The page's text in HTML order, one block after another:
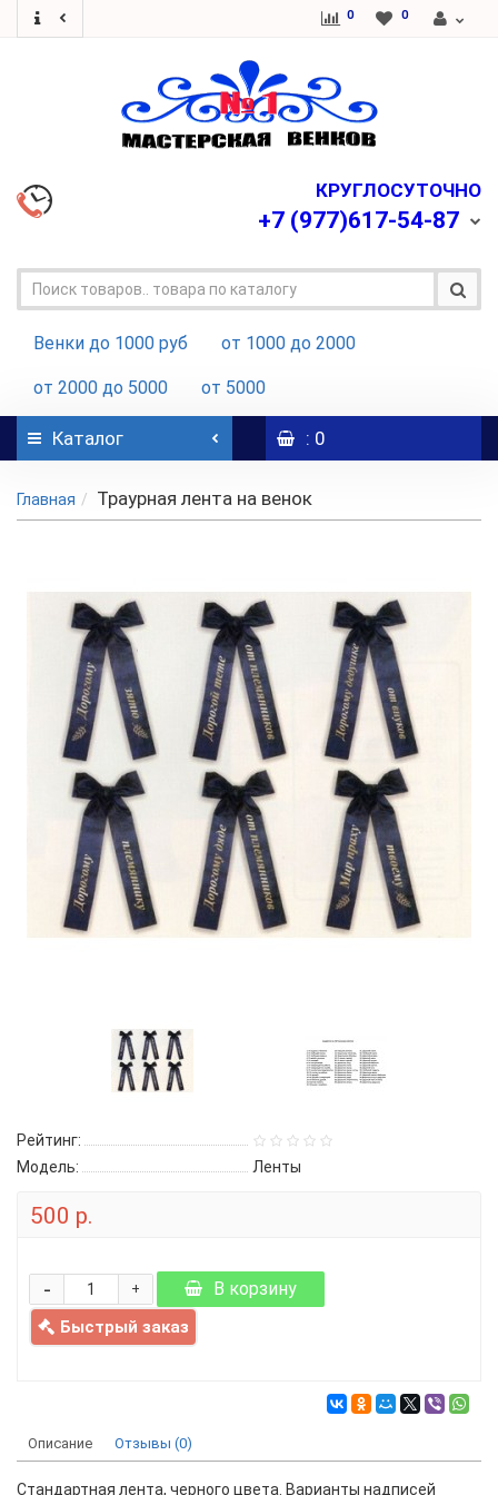
0 0
КРУГЛОСУТОЧНО
+7 (977)617-54-87
Венки до 1000 руб от 1000 до 2000
от 2000 до 5000 от 5000
Каталог : 0
Главная Траурная лента на венок
Рейтинг:
Модель:
Ленты
500 р.
+
- В корзину
Быстрый заказ
Описание Отзывы (0)
Стандартная лента, черного цвета. Варианты надписей